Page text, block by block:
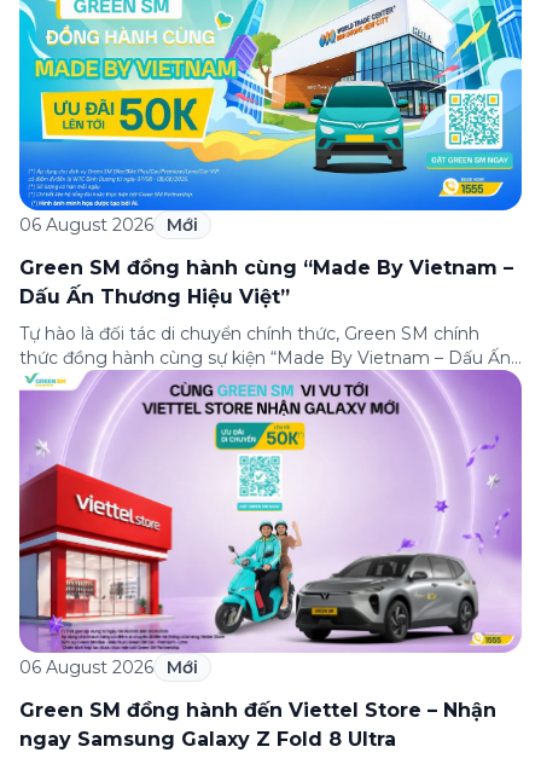
06 August 2026 Mới
Green SM đồng hành cùng “Made By Vietnam –
Dấu Ấn Thương Hiệu Việt”
Tự hào là đối tác di chuyển chính thức, Green SM chính
thức đồng hành cùng sự kiện “Made By Vietnam – Dấu Ấn
Thương Hiệu Việt” – một trong những sự kiện ý nghĩa
nhằm tôn vinh và lan tỏa giá trị của các thương hiệu Việt
Nam đến với cộng đồng trong nước […]
06 August 2026 Mới
Green SM đồng hành đến Viettel Store – Nhận
ngay Samsung Galaxy Z Fold 8 Ultra